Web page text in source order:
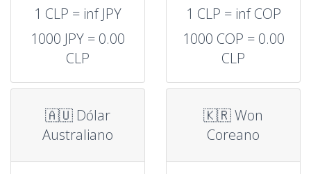
1 CLP = inf JPY
1000 JPY = 0.00
CLP
1 CLP = inf COP
1000 COP = 0.00
CLP
🇦🇺 Dólar
Australiano
🇰🇷 Won
Coreano